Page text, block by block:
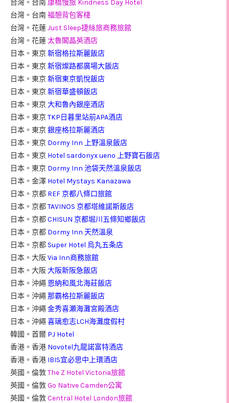
台灣。台南 康橋慢旅 Kindness Day Hotel
台灣。台南福憩背包客棧
台灣。花蓮Just Sleep捷絲旅商務旅館
台灣。花蓮太魯閣晶英酒店
日本。東京新宿格拉斯麗飯店
日本。東京新宿燦路都廣場大飯店
日本。東京新宿東京凱悅飯店
日本。東京新宿華盛頓飯店
日本。東京大和魯內銀座酒店
日本。東京TKP日暮里站前APA酒店
日本。東京銀座格拉斯麗酒店
日本。東京 Dormy Inn 上野溫泉飯店
日本。東京 Hotel sardonyx ueno 上野寶石飯店
日本。東京 Dormy Inn 池袋天然溫泉飯店
日本。金澤 Hotel Mystays Kanazawa
日本。京都 REF 京都八條口旅館
日本。京都TAVINOS 京都塔維諾斯飯店
日本。京都CHISUN 京都堀川五條知鄉飯店
日本。京都 Dormy Inn 天然溫泉
日本。京都 Super Hotel 烏丸五条店
日本。大阪Via Inn商務旅館
日本。大阪大阪新阪急飯店
日本。沖繩 恩納和風北海莊飯店
日本。沖繩那霸格拉斯麗飯店
日本。沖繩金秀喜瀬海灘宮殿酒店
日本。沖繩喜璃愈志LCH海灘度假村
韓國。首爾 PJ Hotel
香港。香港 Novotel九龍諾富特酒店
香港。香港 IBIS宜必思中上環酒店
英國。倫敦The Z Hotel Victoria旅館
英國。倫敦Go Native Camden公寓
英國。倫敦Central Hotel London旅館